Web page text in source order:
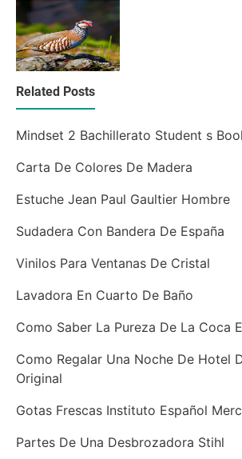
Related Posts
Mindset 2 Bachillerato Student s
Carta De Colores De Madera
Estuche Jean Paul Gaultier Hombre
Sudadera Con Bandera De España
Vinilos Para Ventanas De Cristal
Lavadora En Cuarto De Baño
Como Saber La Pureza De La Coca
Como Regalar Una Noche De Hotel
Original
Gotas Frescas Instituto Español
Partes De Una Desbrozadora Stihl